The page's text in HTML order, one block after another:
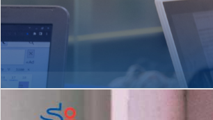
Matrículas Abertas 2026
Dupla Diplomação
2º AO 5º ANO